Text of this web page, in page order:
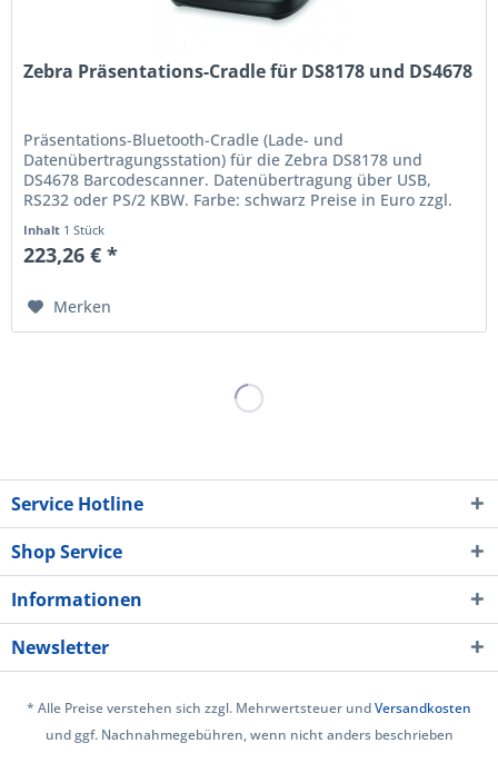
Zebra Präsentations-Cradle für DS8178 und DS4678
Präsentations-Bluetooth-Cradle (Lade- und
Datenübertragungsstation) für die Zebra DS8178 und
DS4678 Barcodescanner. Datenübertragung über USB,
RS232 oder PS/2 KBW. Farbe: schwarz Preise in Euro zzgl.
Inhalt 1 Stück
223,26 € *
Merken
Service Hotline
Shop Service
Informationen
Newsletter
* Alle Preise verstehen sich zzgl. Mehrwertsteuer undVersandkosten
und ggf. Nachnahmegebühren, wenn nicht anders beschrieben